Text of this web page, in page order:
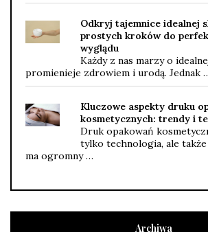
Odkryj tajemnice idealnej
prostych kroków do
wyglądu
Każdy z nas marzy o
promienieje zdrowiem i urodą. Jednak
Kluczowe aspekty druku
kosmetycznych: trendy i
Druk opakowań
tylko technologia, ale
ma ogromny …
Archiwa